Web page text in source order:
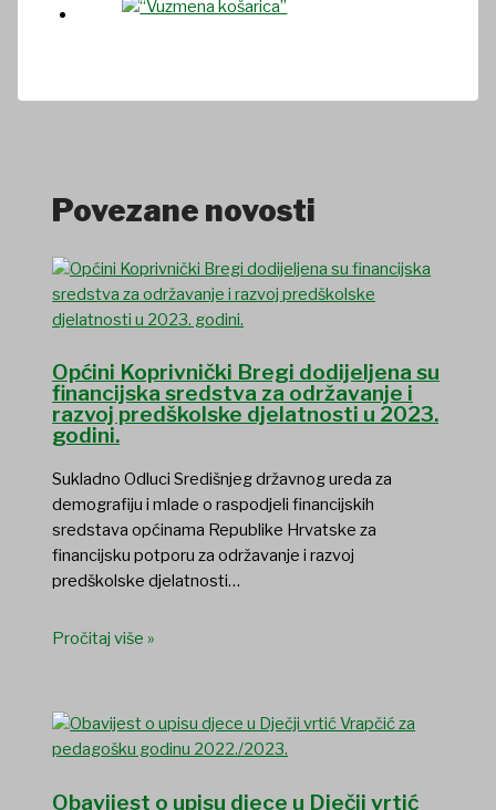
Povezane novosti
Općini Koprivnički Bregi dodijeljena su
financijska sredstva za održavanje i
razvoj predškolske djelatnosti u 2023.
godini.
Sukladno Odluci Središnjeg državnog ureda za
demografiju i mlade o raspodjeli financijskih
sredstava općinama Republike Hrvatske za
financijsku potporu za održavanje i razvoj
predškolske djelatnosti…
Pročitaj više »
Obavijest o upisu djece u Dječji vrtić